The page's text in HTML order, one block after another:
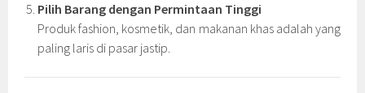
Pilih Barang dengan Permintaan Tinggi
Produk fashion, kosmetik, dan makanan khas adalah yang
paling laris di pasar jastip.